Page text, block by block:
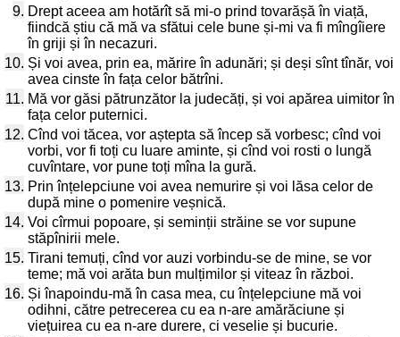
9. Drept aceea am hotărît să mi-o prind tovarășă în viață,
fiindcă știu că mă va sfătui cele bune și-mi va fi mîngîiere
în griji și în necazuri.
10. Și voi avea, prin ea, mărire în adunări; și deși sînt tînăr, voi
avea cinste în fața celor bătrîni.
11. Mă vor găsi pătrunzător la judecăți, și voi apărea uimitor în
fața celor puternici.
12. Cînd voi tăcea, vor aștepta să încep să vorbesc; cînd voi
vorbi, vor fi toți cu luare aminte, și cînd voi rosti o lungă
cuvîntare, vor pune toți mîna la gură.
13. Prin înțelepciune voi avea nemurire și voi lăsa celor de
după mine o pomenire veșnică.
14. Voi cîrmui popoare, și seminții străine se vor supune
stăpînirii mele.
15. Tirani temuți, cînd vor auzi vorbindu-se de mine, se vor
teme; mă voi arăta bun mulțimilor și viteaz în război.
16. Și înapoindu-mă în casa mea, cu înțelepciune mă voi
odihni, către petrecerea cu ea n-are amărăciune și
viețuirea cu ea n-are durere, ci veselie și bucurie.